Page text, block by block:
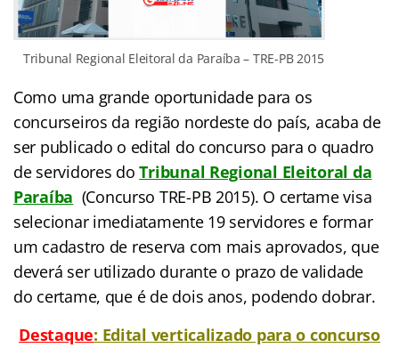
Tribunal Regional Eleitoral da Paraíba – TRE-PB 2015
Como uma grande oportunidade para os
concurseiros da região nordeste do país, acaba de
ser publicado o edital do concurso para o quadro
de servidores doTribunal Regional Eleitoral da
Paraíba (Concurso TRE-PB 2015). O certame visa
selecionar imediatamente 19 servidores e formar
um cadastro de reserva com mais aprovados, que
deverá ser utilizado durante o prazo de validade
do certame, que é de dois anos, podendo dobrar.
Destaque: Edital verticalizado para o concurso